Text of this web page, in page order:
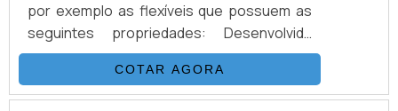
por exemplo as flexíveis que possuem as
seguintes propriedades: Desenvolvida
para alta e altíssimas pressões (3.200 Bar).
Excelentes características de vazão. Baixa
expansão volumétrica. Excepcional
COTAR AGORA